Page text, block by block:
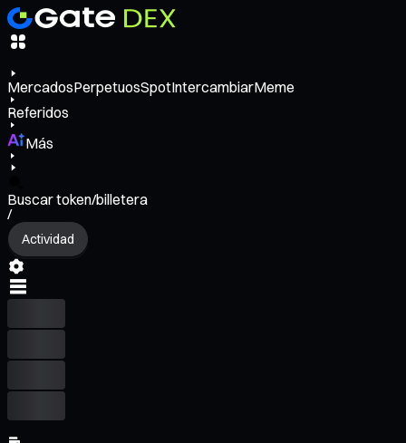
MercadosPerpetuosSpotIntercambiarMeme
Referidos
Más
Buscar token/billetera
/
Actividad